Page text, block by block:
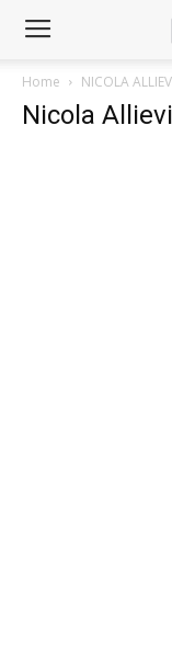
Home NICOLA
Nicola Allievi